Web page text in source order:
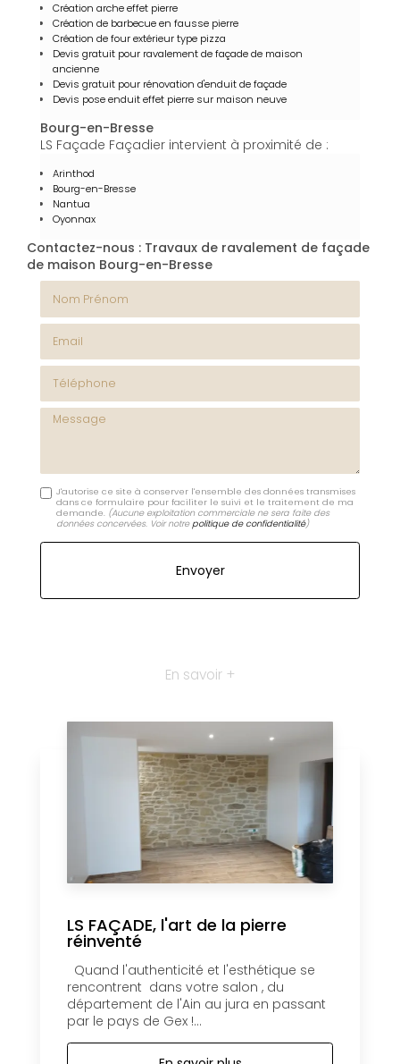
Création arche effet pierre
Création de barbecue en fausse pierre
Création de four extérieur type pizza
Devis gratuit pour ravalement de façade de maison
ancienne
Devis gratuit pour rénovation d'enduit de façade
Devis pose enduit effet pierre sur maison neuve
Bourg-en-Bresse
LS Façade Façadier intervient à proximité de :
Arinthod
Bourg-en-Bresse
Nantua
Oyonnax
Contactez-nous : Travaux de ravalement de façade
de maison Bourg-en-Bresse
Email
Téléphone
Message
J'autorise ce site à conserver l'ensemble des données transmises
dans ce formulaire pour faciliter le suivi et le traitement de ma
demande. (Aucune exploitation commerciale ne sera faite des
données concervées. Voir notrepolitique de confidentialité)
En savoir +
LS FAÇADE, l'art de la pierre
réinventé
Quand l'authenticité et l'esthétique se
rencontrent dans votre salon , du
département de l'Ain au jura en passant
par le pays de Gex !...